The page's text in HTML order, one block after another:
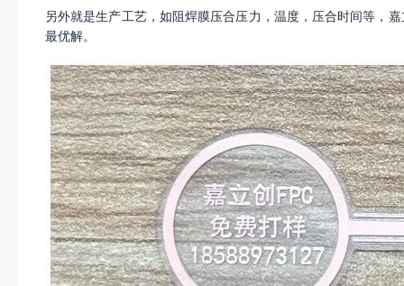
另外就是生产工艺，如阻焊膜压合压力，温度，压合时间等，
最优解。